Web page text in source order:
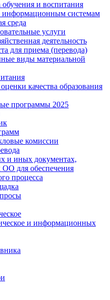
обучения и воспитания
информационным системам
среда
услуги
деятельность
для приема (перевода)
виды материальной
качества образования
программы 2025
комиссии
и иных документах,
ОО для обеспечения
процесса
и информационных